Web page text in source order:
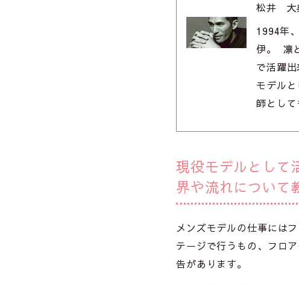
松井 大
1994年
伊。 凛
で活躍
モデル
師として
現役モデルとして
界や流れについて
メンズモデルの仕事には
テージで行うもの、フロ
告があります。